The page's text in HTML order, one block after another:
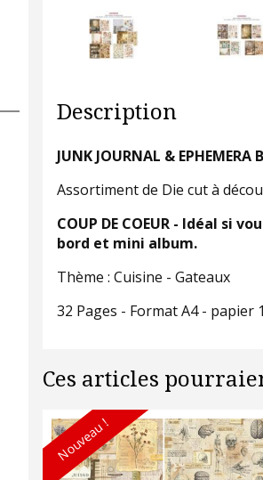
Description
JUNK JOURNAL &
Assortiment de Die cut à
COUP DE COEUR - Idéal si
bord et mini album.
Thème : Cuisine - Gateaux
32 Pages - Format A4 - papier
Ces articles
Nouveau !